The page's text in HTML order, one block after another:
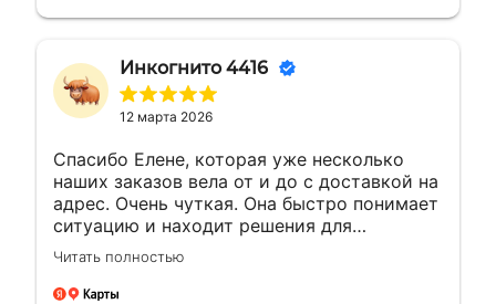
Инкогнито 4416
12 марта 2026
Спасибо Елене, которая уже несколько
наших заказов вела от и до с доставкой на
адрес. Очень чуткая. Она быстро понимает
ситуацию и находит решения для
возникающих вопросов.Это заслуживает
уважения. Будущие компании с такими
сотрудниками всегда на высоте будут
Читать полностью